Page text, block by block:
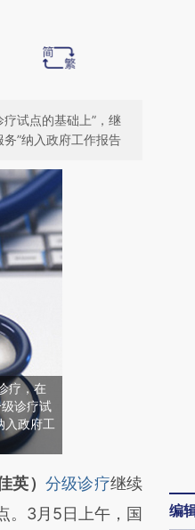
试点的基础上”，继
”纳入政府工作报告
疗，在
诊疗试
入政府工
话：本文由第三方
文章
英） 分级诊疗继续
。3月5日上午，国
编